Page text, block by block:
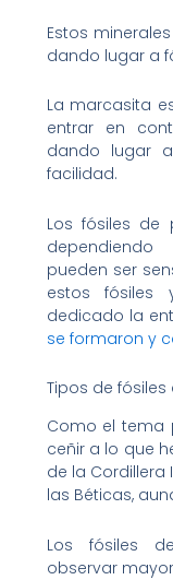
Estos
dando lugar a
La marcasita
entrar en
dando lugar
facilidad.
Los fósiles de
pueden ser
estos fósiles
dedicado la
se formaron y
Tipos de
Como el tema
ceñir a lo que
de la Cordillera
las Béticas,
Los fósiles
observar